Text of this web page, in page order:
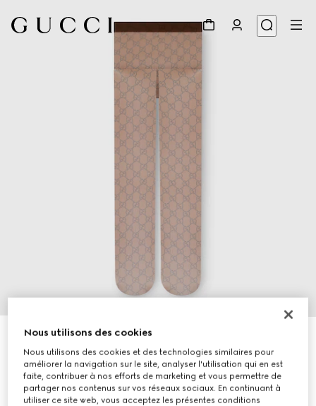
Collants en nylon stretch avec imprimé
€ 190
Déclinaisons marron
Nous utilisons des cookies
Nous utilisons des cookies et des technologies similaires pour
améliorer la navigation sur le site, analyser l'utilisation qui en est
faite, contribuer à nos efforts de marketing et vous permettre de
partager nos contenus sur vos réseaux sociaux. En continuant à
utiliser ce site web, vous acceptez les présentes conditions